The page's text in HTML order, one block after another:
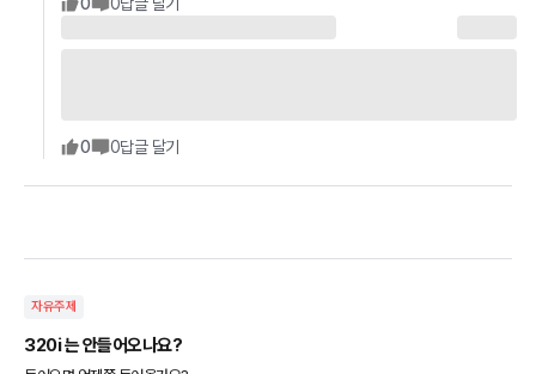
0 0답글 달기
자유주제
320i 는 안들어오나요?